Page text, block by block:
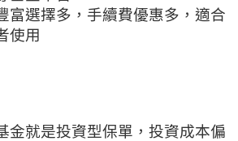
富選擇多，手續費優惠多，適合
使用
金就是投資型保單，投資成本偏